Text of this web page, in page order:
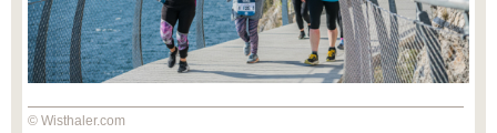
© Wisthaler.com